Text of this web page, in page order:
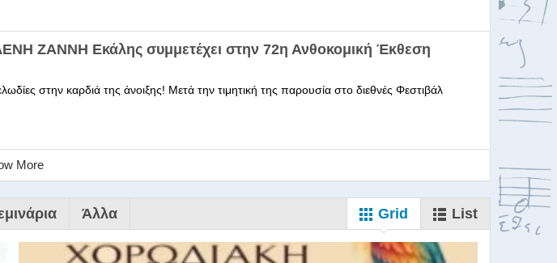
ΖΑΝΝΗ Εκάλης συμμετέχει στην 72η Ανθοκομική Έκθεση
στην καρδιά της άνοιξης! Μετά την τιμητική της παρουσία στο διεθνές Φεστιβάλ
More
Άλλα Grid List